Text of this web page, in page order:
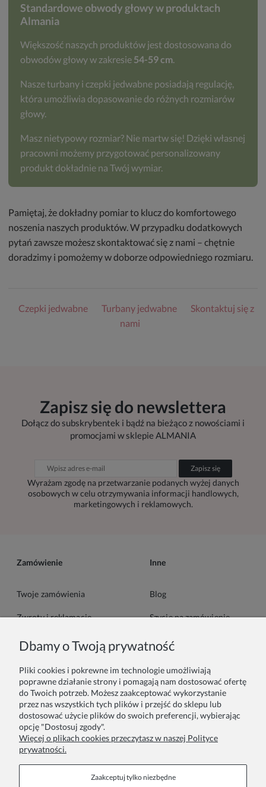
Standardowe obwody głowy w produktach
Almania
Większość naszych produktów jest dostosowana do
obwodów głowy w zakresie 54-59 cm
Nasze turbany i czepki jedwabne posiadają regulację,
która umożliwia dopasowanie do różnych rozmiarów
głowy.
Masz nietypowy rozmiar? Nie martw się! Dzięki własnej
pracowni możemy przygotować personalizowany
produkt dokładnie na Twój wymiar.
Pamiętaj, że dokładny pomiar to klucz do komfortowego
noszenia naszych produktów. W przypadku dodatkowych
pytań zawsze możesz skontaktować się z nami – chętnie
doradzimy i pomożemy w doborze odpowiedniego rozmiaru.
Czepki jedwabne Turbany jedwabne
Skontaktuj się z
nami
Zapisz się do newslettera
Dołącz do subskrybentek i bądź na bieżąco z nowościami i
promocjami w sklepie ALMANIA
Zapisz się
Wyrażam zgodę na przetwarzanie podanych wyżej danych
osobowych w celu otrzymywania informacji handlowych,
marketingowych i reklamowych.
Zamówienie
Twoje zamówienia
Zwroty i reklamacje
Formy płatności
Inne
Blog
Szycie na zamówienie
Pakowanie na prezent
Informacje
O nas
Współprace
Polityka prywatności
Kontakt
sklep@almania.pl
Dbamy o Twoją prywatność
Pliki cookies i pokrewne im technologie umożliwiają
poprawne działanie strony i pomagają nam dostosować ofertę
do Twoich potrzeb. Możesz zaakceptować wykorzystanie
przez nas wszystkich tych plików i przejść do sklepu lub
dostosować użycie plików do swoich preferencji, wybierając
opcję "Dostosuj zgody".
Więcej o plikach cookies przeczytasz w naszej Polityce
prywatności.
Zaakceptuj tylko niezbędne